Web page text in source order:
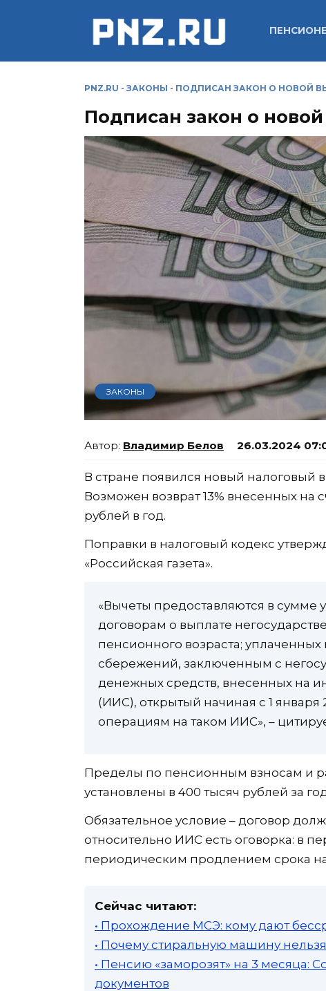
PNZ.RU - ЗАКОНЫ - ПОДПИСАН ЗАКОН О НОВОЙ
Подписан закон о
ЗАКОНЫ
Владимир Белов 26.03.2024
В стране появился новый налоговый
Возможен возврат 13% внесенных на
рублей в год.
Поправки в налоговый кодекс
«Российская газета».
«Вычеты предоставляются в сумме
договорам о выплате
пенсионного возраста;
сбережений, заключенным с
денежных средств, внесенных на
(ИИС), открытый начиная с 1 января
операциям на таком ИИС», –
Пределы по пенсионным взносам и
установлены в 400 тысяч рублей за
Обязательное условие – договор
относительно ИИС есть оговорка: в
периодическим продлением срока на
Сейчас читают:
• Прохождение МСЭ: кому дают
• Почему стиральную машину
• Пенсию «заморозят» на 3 месяца:
документов